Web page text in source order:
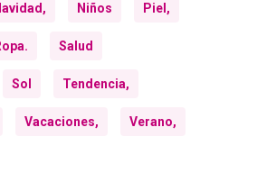
Niños Piel,
Salud
Sol Tendencia,
Vacaciones, Verano,